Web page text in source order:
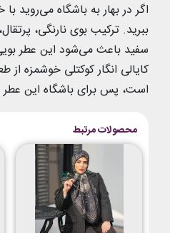
اگر در بهار به باشگاه می‌روید
ببرید. ترکیب بوی نارنگی،
سفید باعث می‌شود این عطر
کایالی انگار کوکتلی خوشمزه از
است، پس برای باشگاه این عطر
محصولات مرتبط